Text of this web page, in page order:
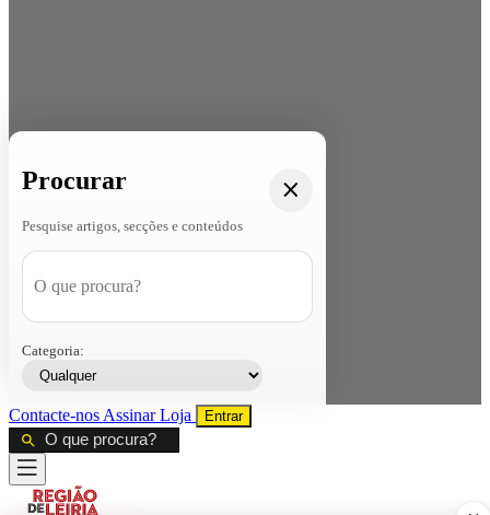
Procurar
Pesquise artigos, secções e conteúdos
Categoria:
Contacte-nos AssinarLoja Entrar